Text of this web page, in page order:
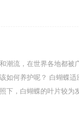
潮流，在世界各地都被
如何养护呢？ 白蝴蝶
下，白蝴蝶的叶片较为